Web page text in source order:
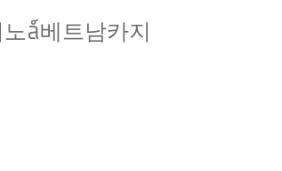
ǻ베트남카지